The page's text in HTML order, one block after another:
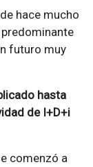
hace mucho
futuro muy
hasta
de I+D+i
comenzó a